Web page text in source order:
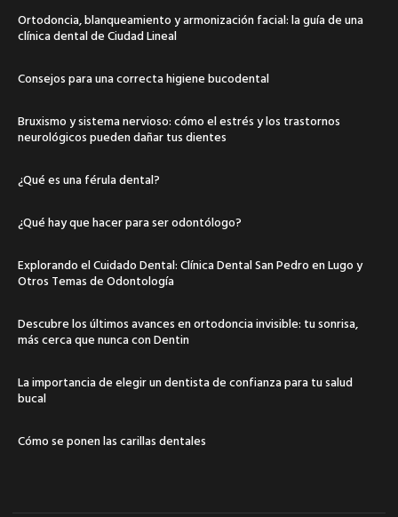
Ortodoncia, blanqueamiento y armonización facial: la guía de una
clínica dental de Ciudad Lineal
Consejos para una correcta higiene bucodental
Bruxismo y sistema nervioso: cómo el estrés y los trastornos
neurológicos pueden dañar tus dientes
¿Qué es una férula dental?
¿Qué hay que hacer para ser odontólogo?
Explorando el Cuidado Dental: Clínica Dental San Pedro en Lugo y
Otros Temas de Odontología
Descubre los últimos avances en ortodoncia invisible: tu sonrisa,
más cerca que nunca con Dentin
La importancia de elegir un dentista de confianza para tu salud
bucal
Cómo se ponen las carillas dentales